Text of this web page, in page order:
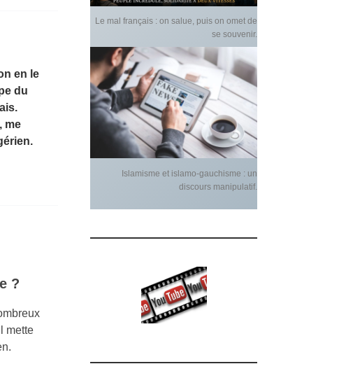
en le
du
me
?
mette
Le mal français : on salue, puis on omet de
se souvenir.
Islamisme et islamo-gauchisme : un
discours manipulatif.